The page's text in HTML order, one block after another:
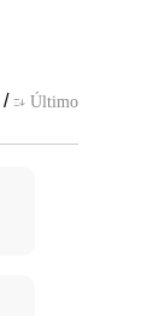
/  Último